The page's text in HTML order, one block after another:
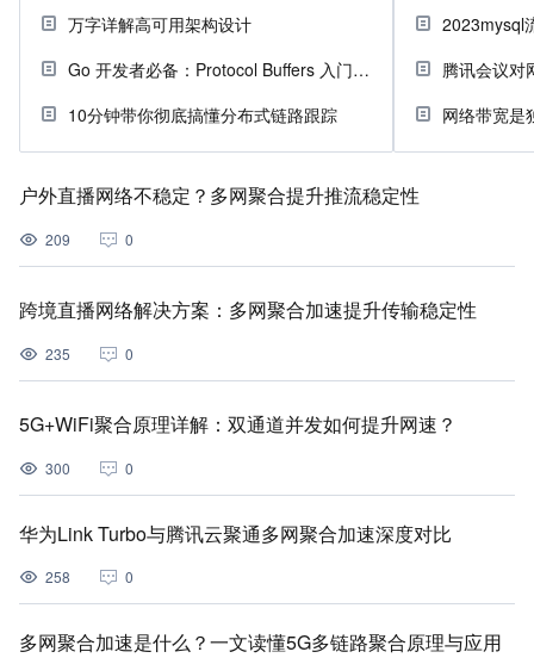
万字详解高可用架构设计
Go 开发者必备：Protocol Buffers 入门指南
10分钟带你彻底搞懂分布式链路跟踪
2023mysql
腾讯会议对
网络带宽是
户外直播网络不稳定？多网聚合提升推流稳定性
209 0
跨境直播网络解决方案：多网聚合加速提升传输稳定性
235 0
5G+WiFi聚合原理详解：双通道并发如何提升网速？
300 0
华为Link Turbo与腾讯云聚通多网聚合加速深度对比
258 0
多网聚合加速是什么？一文读懂5G多链路聚合原理与应用